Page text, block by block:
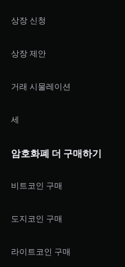
상장 신청
상장 제안
거래 시물레이션
세
암호화폐 더 구매하기
비트코인 구매
도지코인 구매
라이트코인 구매